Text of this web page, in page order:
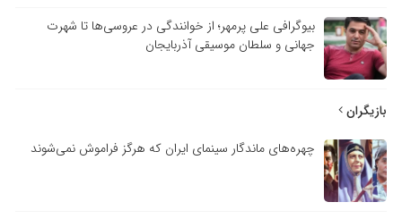
بیوگرافی علی پرمهر؛ از خوانندگی در عروسی‌ها تا شهرت
جهانی و سلطان موسیقی آذربایجان
بازیگران
چهره‌های ماندگار سینمای ایران که هرگز فراموش نمی‌شوند